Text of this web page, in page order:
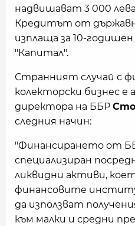
надвишават 3 000
Кредитът от
изплаща за 10-
"Капитал".
Странният случай с
колекторски бизнес
директора на ББР
следния начин:
"Финансирането от
специализиран
ликвидни активи,
финансовите
да използват
към малки и средни